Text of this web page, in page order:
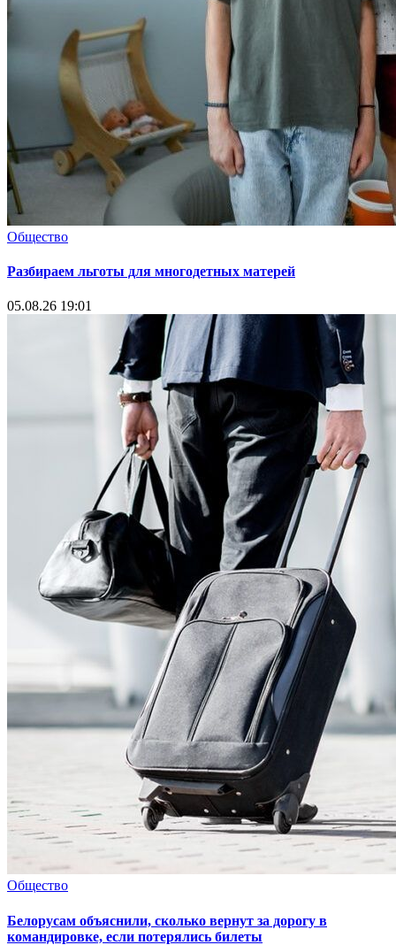
Общество
Разбираем льготы для многодетных матерей
05.08.26 19:01
Общество
Белорусам объяснили, сколько вернут за дорогу в
командировке, если потерялись билеты